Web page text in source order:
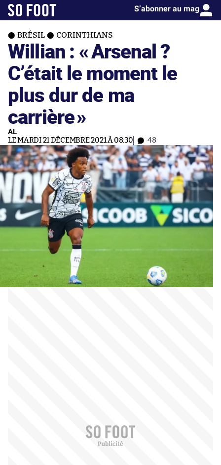
S’abonner au mag
BRÉSIL CORINTHIANS
Willian : «Arsenal ?
C’était le moment le
plus dur de ma
carrière»
AL
LE MARDI 21 DÉCEMBRE 2021 À 08:30 48